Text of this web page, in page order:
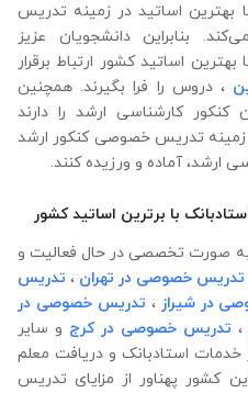
بهترین اساتید در زمینه تدریس
بنابراین دانشجویان عزیز
اساتید کشور ارتباط برقرار
، دروس را فرا بگیرند. همچنین
کارشناسی ارشد را دارند
زمینه تدریس خصوصی کنکور ارشد
ارشد، آماده و ورزیده کنند.
با برترین اساتید کشور
به صورت تخصصی در حال فعالیت و
تدریس خصوصی در تهران ، تدریس
در شیراز، تدریس خصوصی در
، تدریس خصوصی در کرج و سایر
خدمات استادبانک و دریافت معلم
کشور پهناور از مزایای تدریس